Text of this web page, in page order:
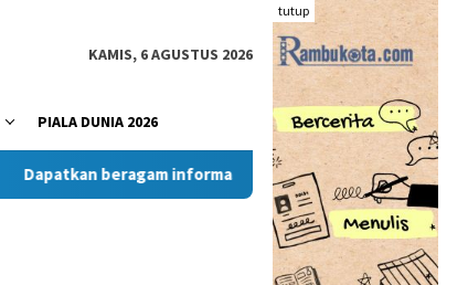
tutup
KAMIS, 6 AGUSTUS 2026
PIALA DUNIA 2026
Dapatkan beragam informasi dan berita menarik dari situs